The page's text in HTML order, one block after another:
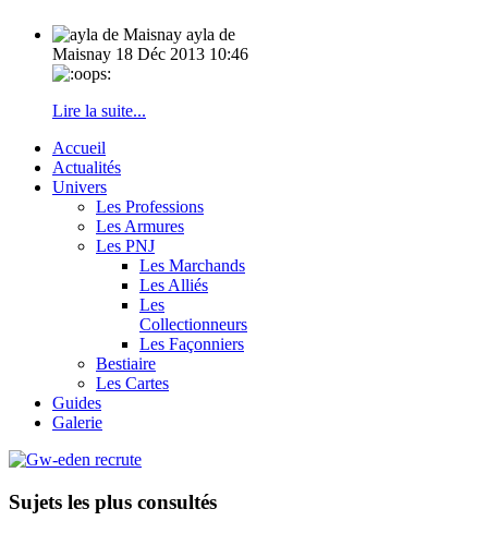
ayla de
Maisnay 18 Déc 2013 10:46
Lire la suite...
Accueil
Actualités
Univers
Les Professions
Les Armures
Les PNJ
Les Marchands
Les Alliés
Les
Collectionneurs
Les Façonniers
Bestiaire
Les Cartes
Guides
Galerie
Sujets les plus consultés